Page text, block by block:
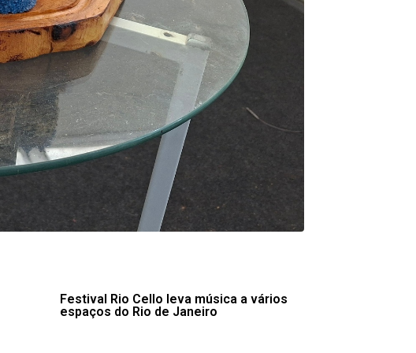
Festival Rio Cello leva música a vários
espaços do Rio de Janeiro